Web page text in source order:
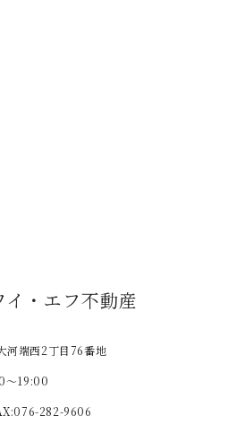
イ・エフ不動産
河端西2丁目76番地
〜19:00
282-9606